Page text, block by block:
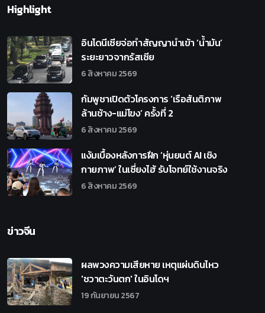
Highlight
อินโดนีเซียจ่อทำสัญญานำเข้า ‘น้ำมัน’
ระยะยาวจากรัสเซีย
6 สิงหาคม 2569
กัมพูชาเปิดตัวโครงการ ‘เรือสันติภาพ
ล้านช้าง-แม่โขง’ ครั้งที่ 2
6 สิงหาคม 2569
แง้มเบื้องหลังการฝึก ‘หุ่นยนต์ AI เชิง
กายภาพ’ ในเซี่ยงไฮ้ รับโจทย์ใช้งานจริง
6 สิงหาคม 2569
ข่าวจีน
ผลพวงความเสียหาย เหตุแผ่นดินไหว
'ชวาตะวันตก' ในอินโดฯ
19 กันยายน 2567